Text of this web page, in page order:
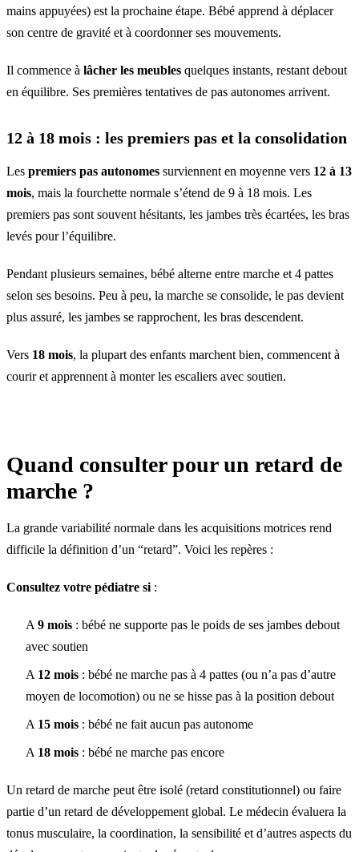
mains appuyées) est la prochaine étape. Bébé apprend à déplacer
son centre de gravité et à coordonner ses mouvements.
Il commence à lâcher les meubles quelques instants, restant debout
en équilibre. Ses premières tentatives de pas autonomes arrivent.
12 à 18 mois : les premiers pas et la consolidation
Les premiers pas autonomes surviennent en moyenne vers 12 à 13
mois, mais la fourchette normale s’étend de 9 à 18 mois. Les
premiers pas sont souvent hésitants, les jambes très écartées, les bras
levés pour l’équilibre.
Pendant plusieurs semaines, bébé alterne entre marche et 4 pattes
selon ses besoins. Peu à peu, la marche se consolide, le pas devient
plus assuré, les jambes se rapprochent, les bras descendent.
Vers 18 mois, la plupart des enfants marchent bien, commencent à
courir et apprennent à monter les escaliers avec soutien.
Quand consulter pour un retard de
marche ?
La grande variabilité normale dans les acquisitions motrices rend
difficile la définition d’un “retard”. Voici les repères :
Consultez votre pédiatre si :
A 9 mois : bébé ne supporte pas le poids de ses jambes debout
avec soutien
A 12 mois : bébé ne marche pas à 4 pattes (ou n’a pas d’autre
moyen de locomotion) ou ne se hisse pas à la position debout
A 15 mois : bébé ne fait aucun pas autonome
A 18 mois : bébé ne marche pas encore
Un retard de marche peut être isolé (retard constitutionnel) ou faire
partie d’un retard de développement global. Le médecin évaluera la
tonus musculaire, la coordination, la sensibilité et d’autres aspects du